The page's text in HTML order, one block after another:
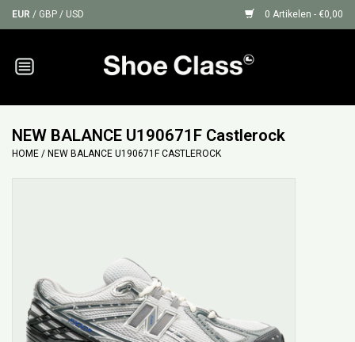
EUR / GBP / USD 0 Artikelen - €0,00
Home
NEW BALANCE U190671F Castlerock
HOME / NEW BALANCE U190671F CASTLEROCK